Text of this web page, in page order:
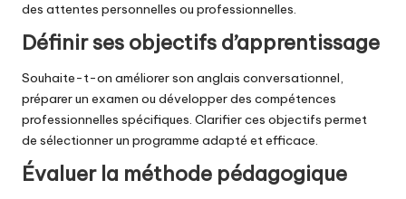
des attentes personnelles ou professionnelles.
Définir ses objectifs d’apprentissage
Souhaite-t-on améliorer son anglais conversationnel,
préparer un examen ou développer des compétences
professionnelles spécifiques. Clarifier ces objectifs permet
de sélectionner un programme adapté et efficace.
Évaluer la méthode pédagogique